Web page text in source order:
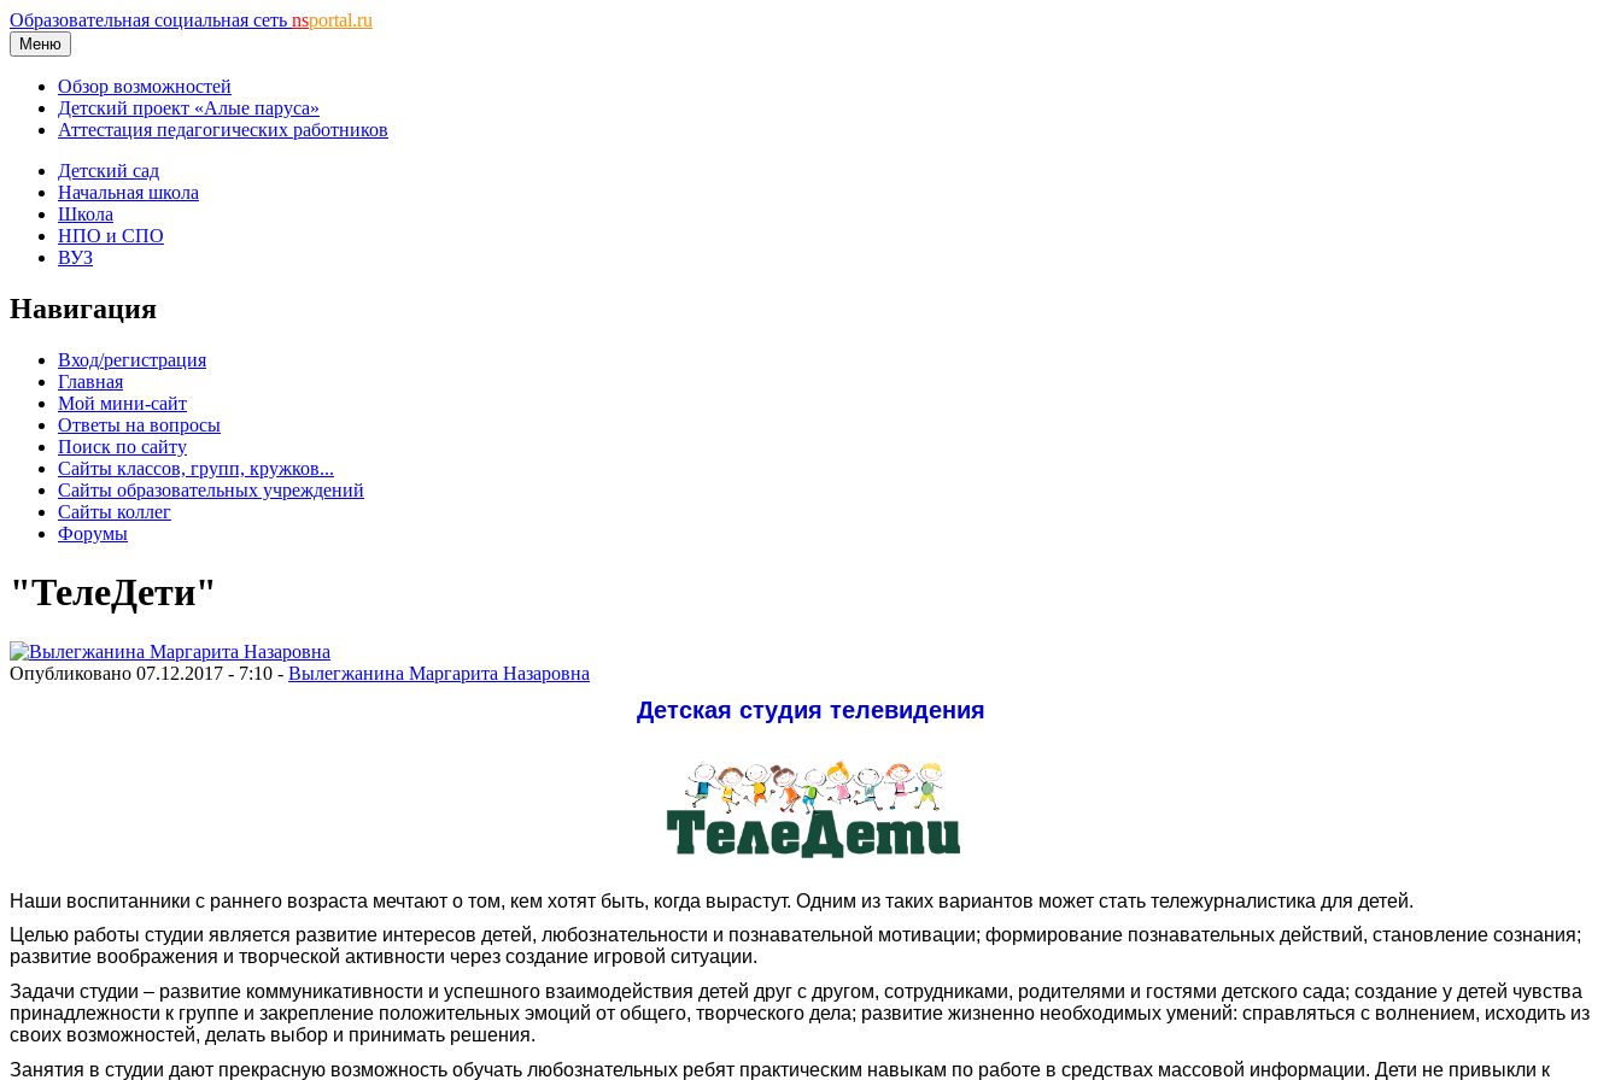
Образовательная социальная сеть nsportal.ru
Меню
Обзор возможностей
Детский проект «Алые паруса»
Аттестация педагогических работников
Детский сад
Начальная школа
Школа
НПО и СПО
ВУЗ
Навигация
Вход/регистрация
Главная
Мой мини-сайт
Ответы на вопросы
Поиск по сайту
Сайты классов, групп, кружков...
Сайты образовательных учреждений
Сайты коллег
Форумы
"ТелеДети"
Опубликовано 07.12.2017 - 7:10 - Вылегжанина Маргарита Назаровна
Детская студия телевидения
Наши воспитанники с раннего возраста мечтают о том, кем хотят быть, когда вырастут. Одним из таких вариантов может стать тележурналистика для детей.
Целью работы студии является развитие интересов детей, любознательности и познавательной мотивации; формирование познавательных действий, становление сознания;
развитие воображения и творческой активности через создание игровой ситуации.
Задачи студии – развитие коммуникативности и успешного взаимодействия детей друг с другом, сотрудниками, родителями и гостями детского сада; создание у детей чувства
принадлежности к группе и закрепление положительных эмоций от общего, творческого дела; развитие жизненно необходимых умений: справляться с волнением, исходить из
своих возможностей, делать выбор и принимать решения.
Занятия в студии дают прекрасную возможность обучать любознательных ребят практическим навыкам по работе в средствах массовой информации. Дети не привыкли к